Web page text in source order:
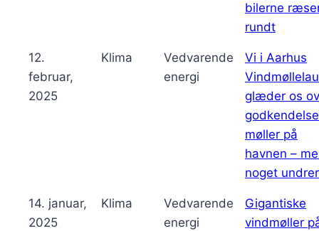
bilerne
rundt
12.
februar,
2025
Klima
Vedvarende
energi
Vi i Aarhus
glæder os
møller på
havnen –
noget
14. januar,
2025
Klima
Vedvarende
energi
Gigantiske
vindmøller